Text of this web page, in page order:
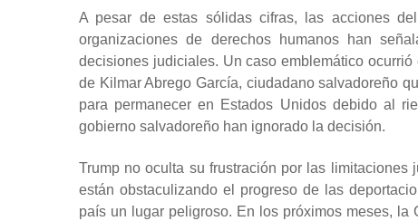
A pesar de estas sólidas cifras, las acciones
organizaciones de derechos humanos han
decisiones judiciales. Un caso emblemático
de Kilmar Abrego García, ciudadano salvadoreño
para permanecer en Estados Unidos debido al
gobierno salvadoreño han ignorado la decisión.
Trump no oculta su frustración por las
están obstaculizando el progreso de las
país un lugar peligroso. En los próximos meses,